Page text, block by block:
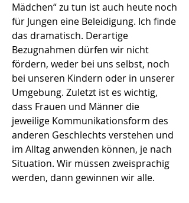
Mädchen“ zu tun ist auch heute noch
für Jungen eine Beleidigung. Ich finde
das dramatisch. Derartige
Bezugnahmen dürfen wir nicht
fördern, weder bei uns selbst, noch
bei unseren Kindern oder in unserer
Umgebung. Zuletzt ist es wichtig,
dass Frauen und Männer die
jeweilige Kommunikationsform des
anderen Geschlechts verstehen und
im Alltag anwenden können, je nach
Situation. Wir müssen zweisprachig
werden, dann gewinnen wir alle.